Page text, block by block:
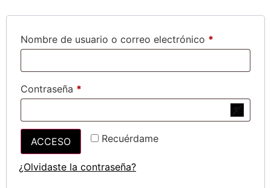
Nombre de usuario o correo electrónico *
Contraseña *
Recuérdame
ACCESO
¿Olvidaste la contraseña?